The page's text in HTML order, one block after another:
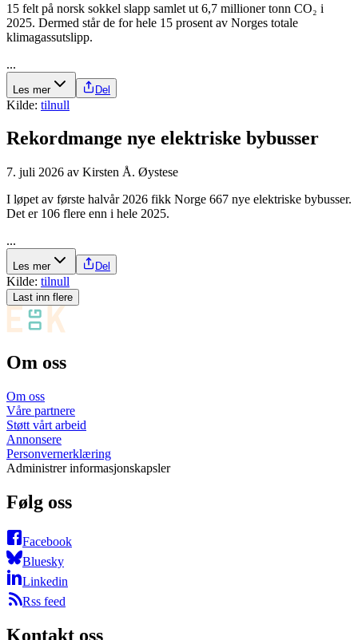
15 felt på norsk sokkel slapp samlet ut 6,7 millioner tonn CO₂ i
2025. Dermed står de for hele 15 prosent av Norges totale
klimagassutslipp.
...
Les mer Del
Kilde: tilnull
Rekordmange nye elektriske bybusser
7. juli 2026 av Kirsten Å. Øystese
I løpet av første halvår 2026 fikk Norge 667 nye elektriske bybusser.
Det er 106 flere enn i hele 2025.
...
Les mer Del
Kilde: tilnull
Last inn flere
Om oss
Om oss
Våre partnere
Støtt vårt arbeid
Annonsere
Personvernerklæring
Administrer informasjonskapsler
Følg oss
Facebook
Bluesky
Linkedin
Rss feed
Kontakt oss